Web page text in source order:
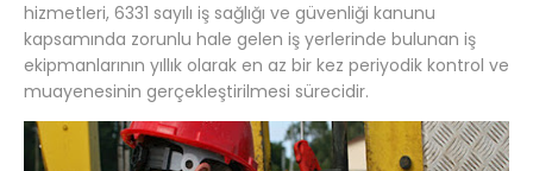
hizmetleri, 6331 sayılı iş sağlığı ve güvenliği kanunu
kapsamında zorunlu hale gelen iş yerlerinde bulunan iş
ekipmanlarının yıllık olarak en az bir kez periyodik kontrol ve
muayenesinin gerçekleştirilmesi sürecidir.